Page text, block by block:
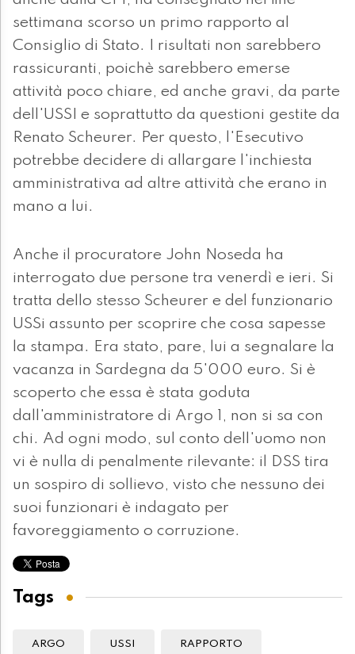
settimana scorso un primo rapporto al
Consiglio di Stato. I risultati non sarebbero
rassicuranti, poichè sarebbero emerse
attività poco chiare, ed anche gravi, da parte
dell'USSI e soprattutto da questioni gestite da
Renato Scheurer. Per questo, l'Esecutivo
potrebbe decidere di allargare l'inchiesta
amministrativa ad altre attività che erano in
mano a lui.
Anche il procuratore John Noseda ha
interrogato due persone tra venerdì e ieri. Si
tratta dello stesso Scheurer e del funzionario
USSi assunto per scoprire che cosa sapesse
la stampa. Era stato, pare, lui a segnalare la
vacanza in Sardegna da 5'000 euro. Si è
scoperto che essa è stata goduta
dall'amministratore di Argo 1, non si sa con
chi. Ad ogni modo, sul conto dell'uomo non
vi è nulla di penalmente rilevante: il DSS tira
un sospiro di sollievo, visto che nessuno dei
suoi funzionari è indagato per
favoreggiamento o corruzione.
Tags
ARGO USSI RAPPORTO